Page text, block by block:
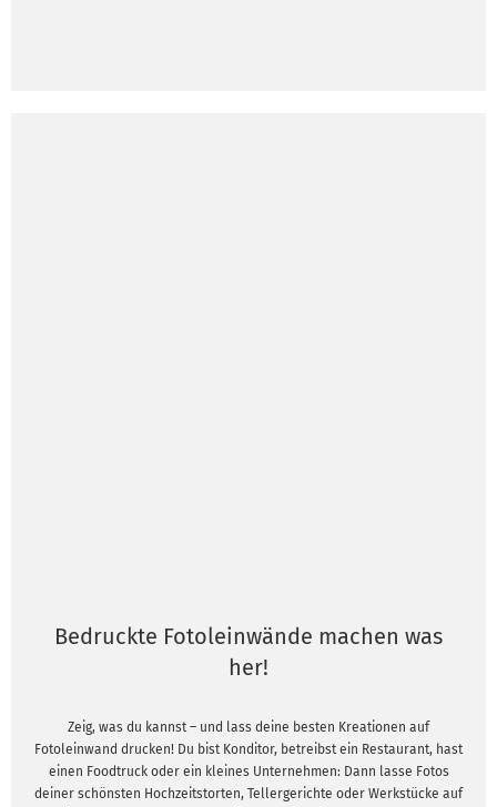
Bedruckte Fotoleinwände machen was
her!
Zeig, was du kannst – und lass deine besten Kreationen auf
Fotoleinwand drucken! Du bist Konditor, betreibst ein Restaurant, hast
einen Foodtruck oder ein kleines Unternehmen: Dann lasse Fotos
deiner schönsten Hochzeitstorten, Tellergerichte oder Werkstücke auf